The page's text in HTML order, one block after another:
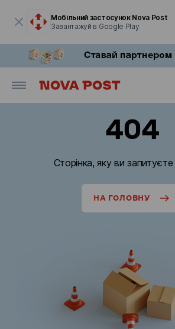
Мобільний застосунок Nova Post
Завантажуй в Google Play
404
Сторінка, яку ви запитуєте
НА ГОЛОВНУ